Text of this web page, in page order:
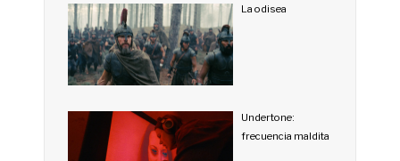
La odisea
Undertone:
frecuencia maldita